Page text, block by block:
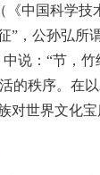
中国科学
”，公孙弘所
说：“节，
的秩序。在
对世界文化宝